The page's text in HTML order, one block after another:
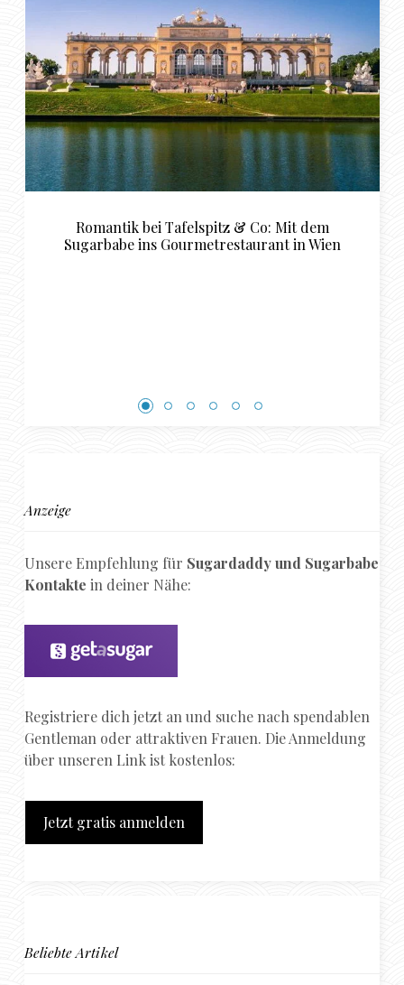
Co: Mit dem
in Wien
Luxuriöse Restaurant
perfekte Sugardaddy und
Anzeige
Unsere Empfehlung für Sugardaddy und Sugarbabe
Kontakte in deiner Nähe:
Registriere dich jetzt an und suche nach spendablen
Gentleman oder attraktiven Frauen. Die Anmeldung
über unseren Link ist kostenlos:
Jetzt gratis anmelden
Beliebte Artikel